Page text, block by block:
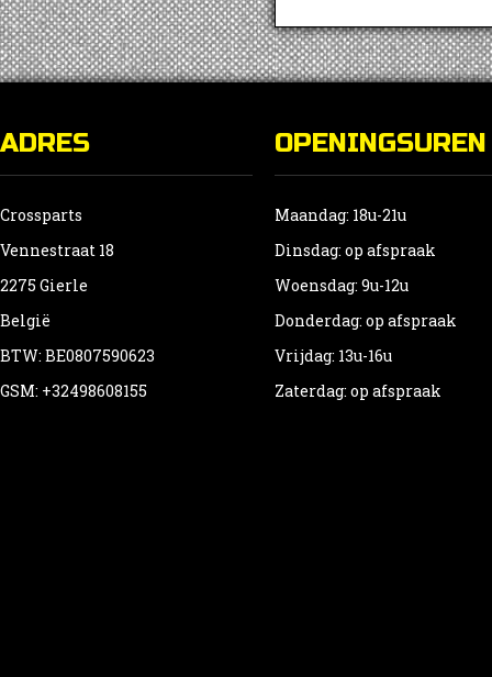
ADRES
Crossparts
Vennestraat 18
2275 Gierle
België
BTW: BE0807590623
GSM: +32498608155
OPENINGSUREN
Maandag: 18u-21u
Dinsdag: op afspraak
Woensdag: 9u-12u
Donderdag: op afspraak
Vrijdag: 13u-16u
Zaterdag: op afspraak